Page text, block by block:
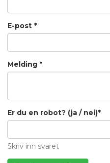
E-post *
Melding *
Er du en robot? (ja / nei)*
Skriv inn svaret